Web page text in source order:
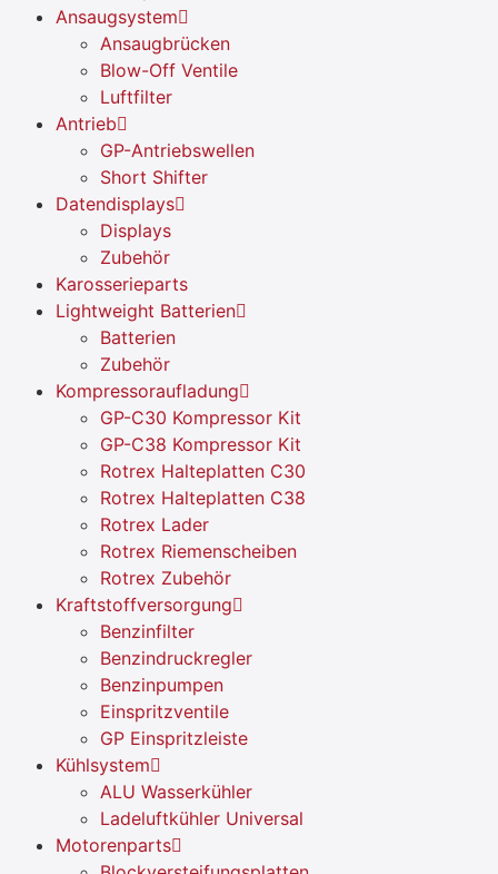
Ansaugsystem
Ansaugbrücken
Blow-Off Ventile
Luftfilter
Antrieb
GP-Antriebswellen
Short Shifter
Datendisplays
Displays
Zubehör
Karosserieparts
Lightweight Batterien
Batterien
Zubehör
Kompressoraufladung
GP-C30 Kompressor Kit
GP-C38 Kompressor Kit
Rotrex Halteplatten C30
Rotrex Halteplatten C38
Rotrex Lader
Rotrex Riemenscheiben
Rotrex Zubehör
Kraftstoffversorgung
Benzinfilter
Benzindruckregler
Benzinpumpen
Einspritzventile
GP Einspritzleiste
Kühlsystem
ALU Wasserkühler
Ladeluftkühler Universal
Motorenparts